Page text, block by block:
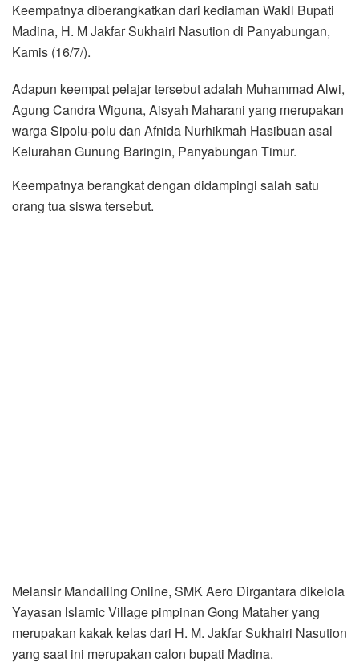
Keempatnya diberangkatkan dari kediaman Wakil Bupati
Madina, H. M Jakfar Sukhairi Nasution di Panyabungan,
Kamis (16/7/).
Adapun keempat pelajar tersebut adalah Muhammad Alwi,
Agung Candra Wiguna, Aisyah Maharani yang merupakan
warga Sipolu-polu dan Afnida Nurhikmah Hasibuan asal
Kelurahan Gunung Baringin, Panyabungan Timur.
Keempatnya berangkat dengan didampingi salah satu
orang tua siswa tersebut.
Melansir Mandailing Online, SMK Aero Dirgantara dikelola
Yayasan lslamic Village pimpinan Gong Mataher yang
merupakan kakak kelas dari H. M. Jakfar Sukhairi Nasution
yang saat ini merupakan calon bupati Madina.